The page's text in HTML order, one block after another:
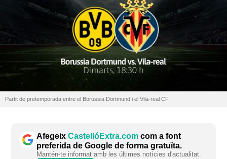
Partit de pretemporada entre el Borussia Dortmund i el Vila-real CF
Afegeix CastellóExtra.com com a font
preferida de Google de forma gratuïta.
Mantén-te informat amb les últimes notícies d'actualitat.